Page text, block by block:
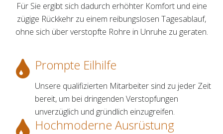
Für Sie ergibt sich dadurch erhöhter Komfort und eine
zügige Rückkehr zu einem reibungslosen Tagesablauf,
ohne sich über verstopfte Rohre in Unruhe zu geraten.
Prompte Eilhilfe
Unsere qualifizierten Mitarbeiter sind zu jeder Zeit
bereit, um bei dringenden Verstopfungen
unverzüglich und gründlich einzugreifen.
Hochmoderne Ausrüstung